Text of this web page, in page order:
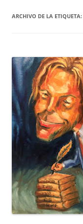
ARCHIVO DE LA ETIQUETA: